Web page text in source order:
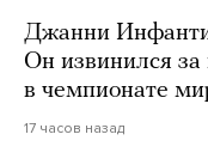
Джанни
Он извинился
в чемпионате
17 часов назад